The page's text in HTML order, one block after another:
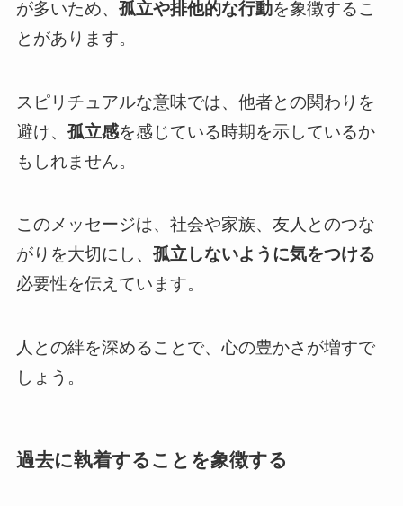
が多いため、 孤立や排他的な行動を象徴するこ
とがあります。
スピリチュアルな意味では、他者との関わりを
避け、 孤立感を感じている時期を示しているか
もしれません。
このメッセージは、社会や家族、友人とのつな
がりを大切にし、 孤立しないように気をつける
必要性を伝えています。
人との絆を深めることで、心の豊かさが増すで
しょう。
過去に執着することを象徴する